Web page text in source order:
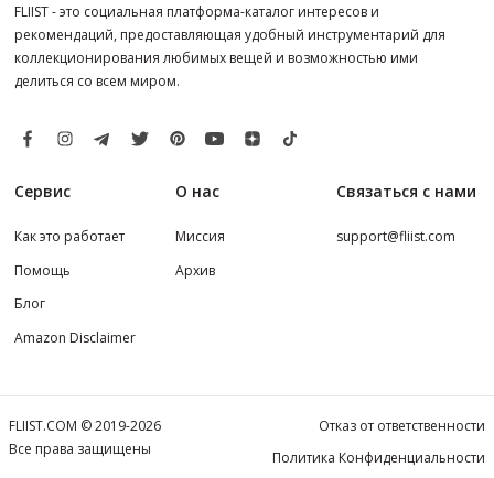
FLIIST - это социальная платформа-каталог интересов и
рекомендаций, предоставляющая удобный инструментарий для
коллекционирования любимых вещей и возможностью ими
делиться со всем миром.
Сервис
Как это работает
Помощь
Блог
Amazon Disclaimer
О нас
Миссия
Архив
Связаться с нами
support@fliist.com
FLIIST.COM © 2019-2026
Все права защищены
Отказ от ответственности
Политика Конфиденциальности